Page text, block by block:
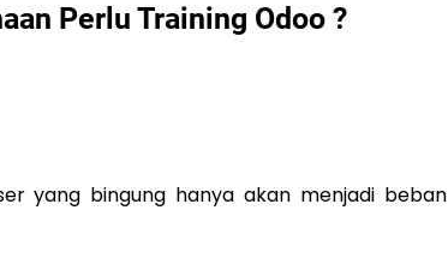
Perlu Training Odoo ?
yang bingung hanya akan menjadi beban